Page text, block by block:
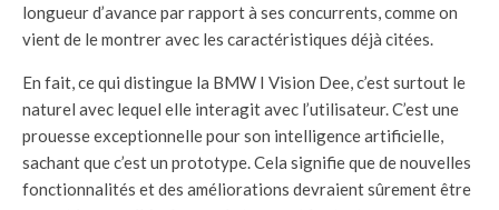
longueur d’avance par rapport à ses concurrents, comme on
vient de le montrer avec les caractéristiques déjà citées.
En fait, ce qui distingue la BMW I Vision Dee, c’est surtout le
naturel avec lequel elle interagit avec l’utilisateur. C’est une
prouesse exceptionnelle pour son intelligence artificielle,
sachant que c’est un prototype. Cela signifie que de nouvelles
fonctionnalités et des améliorations devraient sûrement être